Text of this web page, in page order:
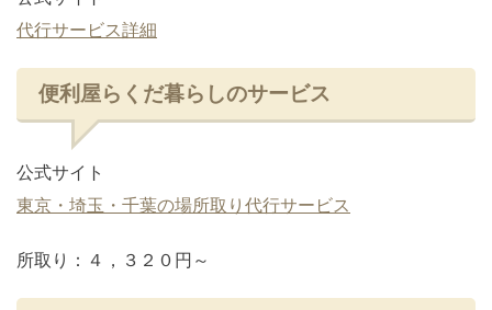
代行サービス詳細
便利屋らくだ暮らしのサービス
公式サイト
東京・埼玉・千葉の場所取り代行サービス
所取り：４，３２０円～